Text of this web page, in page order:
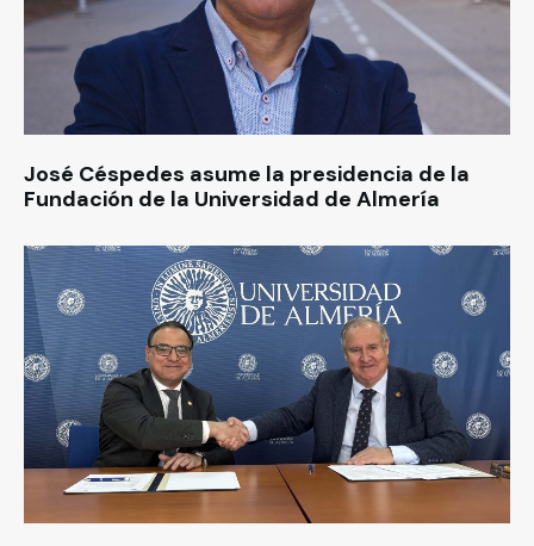
José Céspedes asume la presidencia de la
Fundación de la Universidad de Almería